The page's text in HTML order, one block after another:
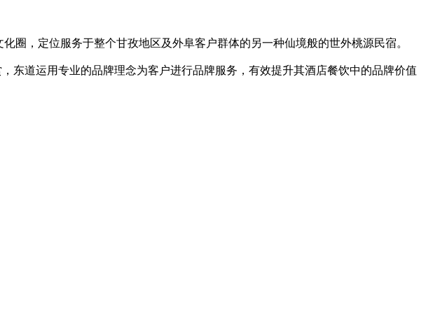
圈，定位服务于整个甘孜地区及外阜客户群体的另一种仙境般的世外桃源民宿。
东道运用专业的品牌理念为客户进行品牌服务，有效提升其酒店餐饮中的品牌价值